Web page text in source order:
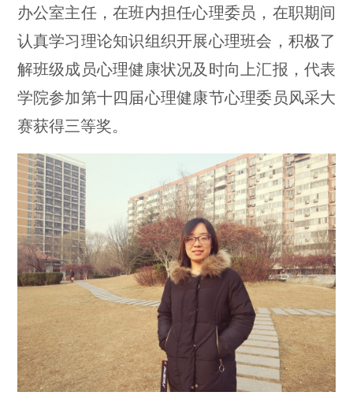
办公室主任，在班内担任心理委员，在职期间
认真学习理论知识组织开展心理班会，积极了
解班级成员心理健康状况及时向上汇报，代表
学院参加第十四届心理健康节心理委员风采大
赛获得三等奖。